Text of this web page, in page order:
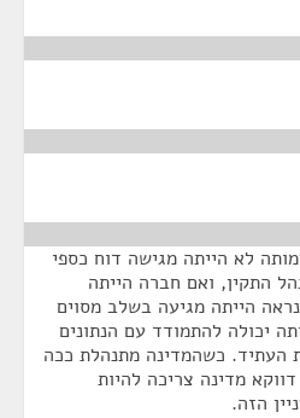
לא הייתה מגישה דוח כספי
התקין, ואם חברה הייתה
הייתה מגיעה בשלב מסוים
יכולה להתמודד עם הנתונים
העתיד. כשהמדינה מתנהלת ככה
מדינה צריכה להיות
הזה.